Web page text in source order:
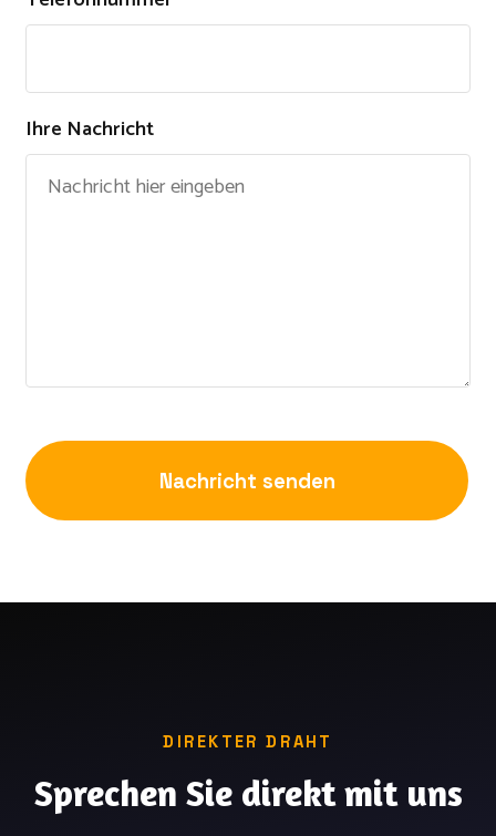
Ihre Nachricht
Nachricht senden
DIREKTER DRAHT
Sprechen Sie direkt mit uns